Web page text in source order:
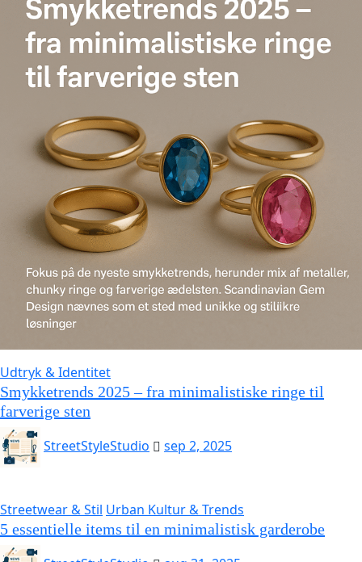
Udtryk & Identitet
Smykketrends 2025 – fra minimalistiske ringe til
farverige sten
StreetStyleStudio
sep 2, 2025
Streetwear & Stil Urban Kultur & Trends
5 essentielle items til en minimalistisk garderobe